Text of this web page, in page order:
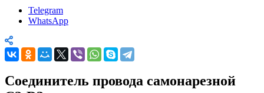
Telegram
WhatsApp
Соединитель провода самонарезной